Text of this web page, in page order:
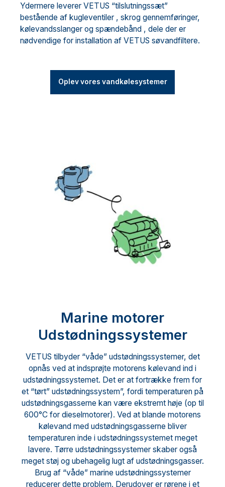
Ydermere leverer VETUS “tilslutningssæt”
bestående af kugleventiler , skrog gennemføringer,
kølevandsslanger og spændebånd , dele der er
nødvendige for installation af VETUS søvandfiltere.
Oplev vores vandkølesystemer
Marine motorer
Udstødningssystemer
VETUS tilbyder “våde” udstødningssystemer, det
opnås ved at indsprøjte motorens kølevand ind i
udstødningssystemet. Det er at fortrække frem for
et “tørt” udstødningssystem”, fordi temperaturen på
udstødningsgasserne kan være ekstremt høje (op til
600°C for dieselmotorer). Ved at blande motorens
kølevand med udstødningsgasserne bliver
temperaturen inde i udstødningssystemet meget
lavere. Tørre udstødningssystemer skaber også
meget støj og ubehagelig lugt af udstødningsgasser.
Brug af “våde” marine udstødningssystemer
reducerer dette problem. Derudover er rørene i et